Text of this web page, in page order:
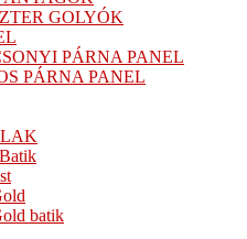
GOLYÓK
PÁRNA PANEL
PÁRNA PANEL
batik